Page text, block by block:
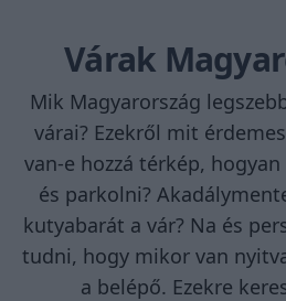
Várak
Mik Magyarország
várai? Ezekről mit
van-e hozzá térkép,
és parkolni?
kutyabarát a vár? Na és
tudni, hogy mikor van
a belépő. Ezekre